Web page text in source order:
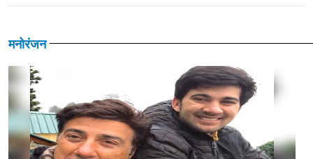
मनोरंजन